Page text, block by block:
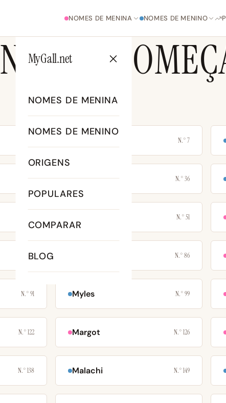
NOMES DE MENINA NOMES DE MENINO
MyGall.net
NOMES DE MENINA
NOMES DE MENINO
ORIGENS
POPULARES
COMPARAR
BLOG
NOMES
N.° 7
N.° 33 Maverick N.° 36
N.° 51
N.° 75 N.° 86
N.° 91 Myles N.° 99
N.° 122 Margot N.° 126
N.° 138 Malachi N.° 149